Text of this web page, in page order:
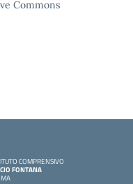
Commons
COMPRENSIVO
FONTANA